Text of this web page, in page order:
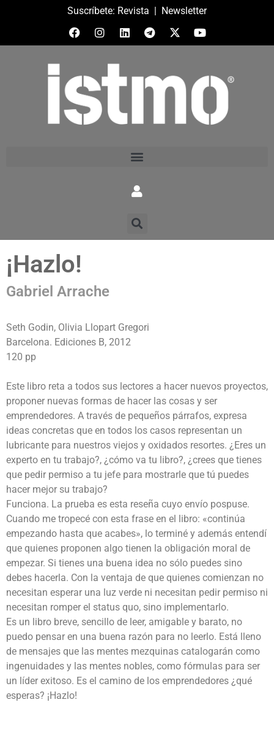
Suscríbete: Revista | Newsletter
¡Hazlo!
Gabriel Arrache
Seth Godin, Olivia Llopart Gregori
Barcelona. Ediciones B, 2012
120 pp
Este libro reta a todos sus lectores a hacer nuevos proyectos,
proponer nuevas formas de hacer las cosas y ser
emprendedores. A través de pequeños párrafos, expresa
ideas concretas que en todos los casos representan un
lubricante para nuestros viejos y oxidados resortes. ¿Eres un
experto en tu trabajo?, ¿cómo va tu libro?, ¿crees que tienes
que pedir permiso a tu jefe para mostrarle que tú puedes
hacer mejor su trabajo?
Funciona. La prueba es esta reseña cuyo envío pospuse.
Cuando me tropecé con esta frase en el libro: «continúa
empezando hasta que acabes», lo terminé y además entendí
que quienes proponen algo tienen la obligación moral de
empezar. Si tienes una buena idea no sólo puedes sino
debes hacerla. Con la ventaja de que quienes comienzan no
necesitan esperar una luz verde ni necesitan pedir permiso ni
necesitan romper el status quo, sino implementarlo.
Es un libro breve, sencillo de leer, amigable y barato, no
puedo pensar en una buena razón para no leerlo. Está lleno
de mensajes que las mentes mezquinas catalogarán como
ingenuidades y las mentes nobles, como fórmulas para ser
un líder exitoso. Es el camino de los emprendedores ¿qué
esperas? ¡Hazlo!